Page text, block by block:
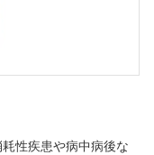
性疾患や病中病後な